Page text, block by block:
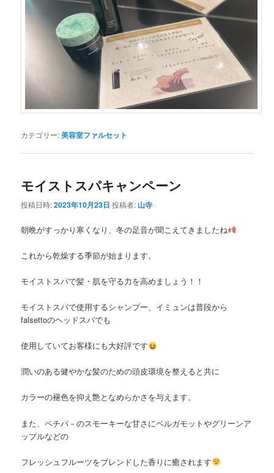
カテゴリー:美容室ファルセット
モイストスパキャンペーン
投稿日時:2023年10月23日 投稿者: 山寺
朝晩がすっかり寒くなり、冬の足音が聞こえてきましたね
これから乾燥する季節が始まります。
モイストスパで髪・肌を守る力を高めましょう！！
モイストスパで使用するシャンプー、イミュンは普段から
falsettoのヘッドスパでも
使用していてお客様にも大好評です
潤いのある健やかな髪のための頭皮環境を整えると共に
カラーの褪色を抑え艶となめらかさを与えます。
また、ペチパ－のスモーキーな甘さにベルガモットやグリーンア
ップルなどの
フレッシュフルーツをブレンドした香りに癒されます